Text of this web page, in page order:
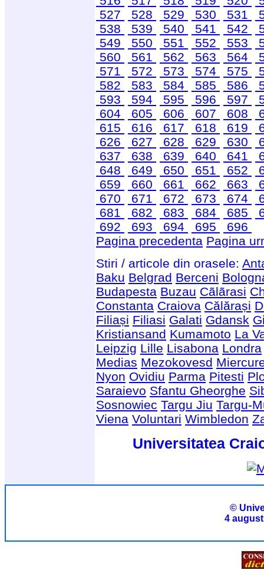
527
528 529 530 531
538
539 540 541 542
549
550 551 552 553
560
561 562 563 564
571
572 573 574 575
582
583 584 585 586
593
594 595 596 597
604
605 606 607 608
615
616 617 618 619
626
627 628 629 630
637
638 639 640 641
648
649 650 651 652
659
660 661 662 663
670
671 672 673 674
681
682 683 684 685
692
693 694 695
696
Pagina precedenta Pagina
Stiri / articole din orasele:
Baku Belgrad Berceni
Budapesta Buzau Cãlãrasi
Constanta Craiova Călărași
Filiași Filiasi Galati Gdansk
Kristiansand Kumamoto La
Leipzig Lille Lisabona Londra
Medias Mezokovesd
Nyon Ovidiu Parma Pitesti
Saraievo Sfantu Gheorghe
Sosnowiec Targu Jiu Targu-
Viena Voluntari Wimbledon
Universitatea
©
4